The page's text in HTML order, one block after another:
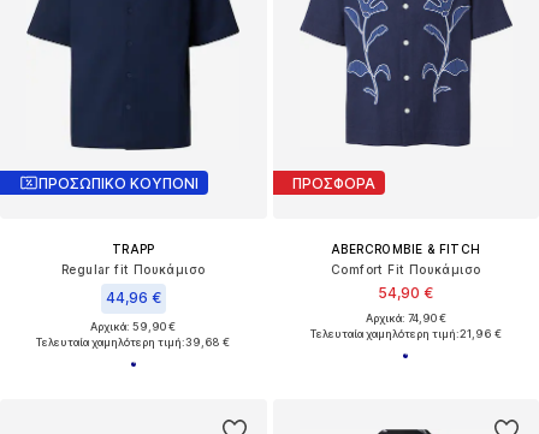
ΠΡΟΣΩΠΙΚΟ ΚΟΥΠΟΝΙ
TRAPP
Regular fit Πουκάμισο
44,96 €
Αρχικά: 59,90 €
Τελευταία χαμηλότερη τιμή:39,68 €
ΠΡΟΣΦΟΡΑ
ABERCROMBIE & FITCH
Comfort Fit Πουκάμισο
54,90 €
Αρχικά: 74,90 €
Τελευταία χαμηλότερη τιμή:21,96 €